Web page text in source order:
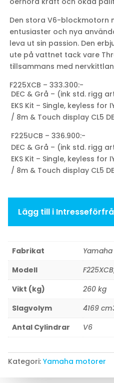
Den stora V6-blockmotorn
entusiaster och nya
leva ut sin passion. Den
ute på vattnet tack vare
tillsammans med
F225XCB – 333.300:-
DEC & Grå – (ink std. rigg
EKS Kit – Single, keyless for
/ 8m & Touch display CL5
F225UCB – 336.900:-
DEC & Grå – (ink std. rigg
EKS Kit – Single, keyless for
/ 8m & Touch display CL5
Lägg till i
Fabrikat
Yamaha
Modell
Vikt (kg)
260 kg
Slagvolym
4169
Antal Cylindrar
V6
Kategori:Yamaha motorer